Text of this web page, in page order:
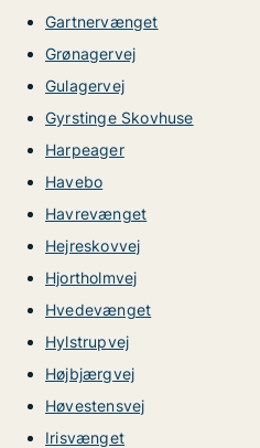
Gartnervænget
Grønagervej
Gulagervej
Gyrstinge Skovhuse
Harpeager
Havebo
Havrevænget
Hejreskovvej
Hjortholmvej
Hvedevænget
Hylstrupvej
Højbjærgvej
Høvestensvej
Irisvænget